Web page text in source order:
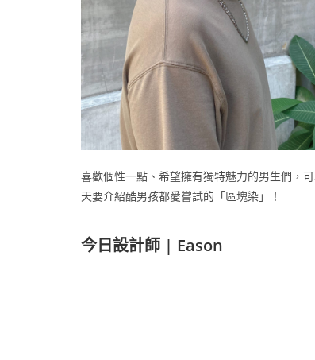
喜歡個性一點、希望擁有獨特魅力的男生們，
天要介紹酷男孩都愛嘗試的「區塊染」！
今日設計師 | Eason